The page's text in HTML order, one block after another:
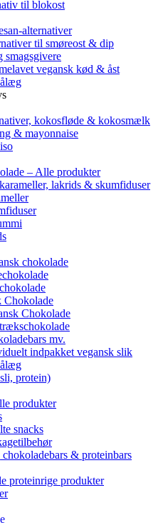
til blokost
alternativer
til smøreost & dip
smagsgivere
vegansk kød & åst
kokosfløde & kokosmælk
& mayonnaise
– Alle produkter
lakrids & skumfiduser
chokolade
Chokolade
Chokolade
mv.
indpakket vegansk slik
protein)
produkter
snacks
chokoladebars & proteinbars
proteinrige produkter